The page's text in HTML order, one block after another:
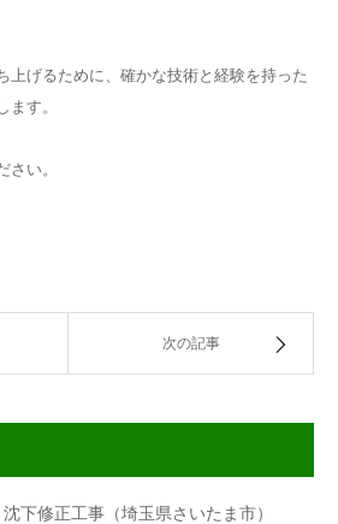
上げるために、確かな技術と経験を持った
ます。
さい。
次の記事
沈下修正工事（埼玉県さいたま市）